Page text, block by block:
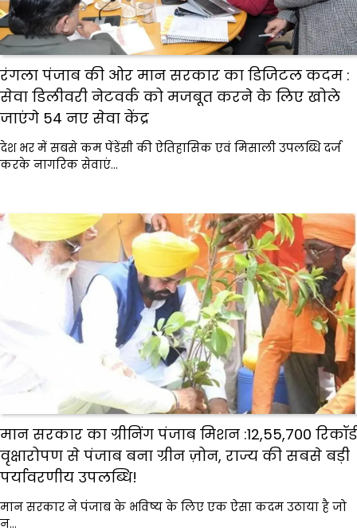
रंगला पंजाब की ओर मान सरकार का डिजिटल कदम :
सेवा डिलीवरी नेटवर्क को मजबूत करने के लिए खोले
जाएंगे 54 नए सेवा केंद्र
देश भर में सबसे कम पेंडेंसी की ऐतिहासिक एवं मिसाली उपलब्धि दर्ज
करके नागरिक सेवाएं…
मान सरकार का ग्रीनिंग पंजाब मिशन :12,55,700 रिकॉर्ड
वृक्षारोपण से पंजाब बना ग्रीन ज़ोन, राज्य की सबसे बड़ी
पर्यावरणीय उपलब्धि!
मान सरकार ने पंजाब के भविष्य के लिए एक ऐसा कदम उठाया है जो
न…